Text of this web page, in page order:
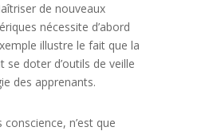
de nouveaux
nécessite d’abord
illustre le fait que la
se doter d’outils de veille
des apprenants.
conscience, n’est que